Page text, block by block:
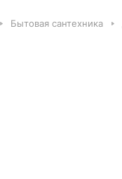
Бытовая сантехника